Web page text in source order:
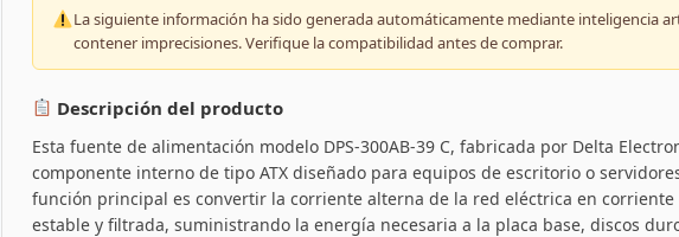
La siguiente información ha sido generada automáticamente mediante inteligencia
contener imprecisiones. Verifique la compatibilidad antes de comprar.
Descripción del producto
Esta fuente de alimentación modelo DPS-300AB-39 C, fabricada por Delta
componente interno de tipo ATX diseñado para equipos de escritorio o
función principal es convertir la corriente alterna de la red eléctrica en corriente
estable y filtrada, suministrando la energía necesaria a la placa base, discos